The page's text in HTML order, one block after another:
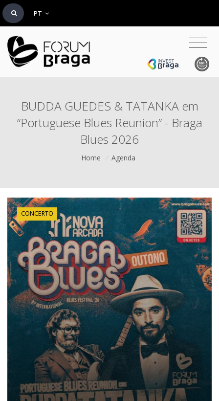
PT
BUDDA GUEDES & TATANKA em
“Portuguese Blues Reunion” - Braga
Blues 2026
Home / Agenda
CONCERTO